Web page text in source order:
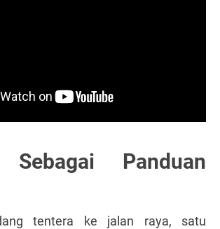
Sebagai Panduan
tentera ke jalan raya, satu